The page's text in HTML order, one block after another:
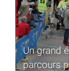
Un grand
parcours